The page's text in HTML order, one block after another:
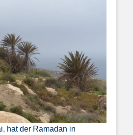
hat der Ramadan in